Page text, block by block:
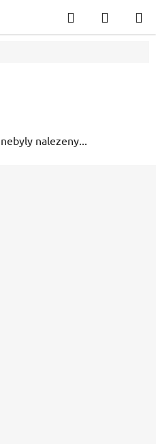
Hledat
KOŠÍK
nebyly nalezeny...